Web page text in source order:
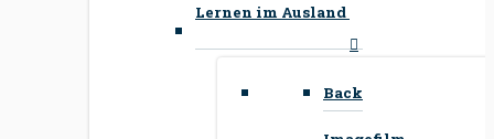
Lernen im Ausland
Back